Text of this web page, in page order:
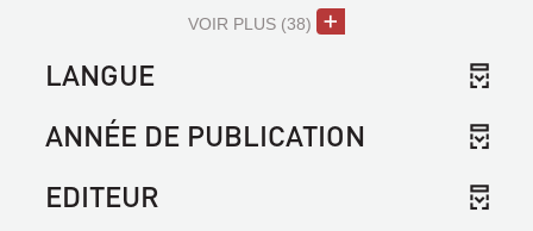
VOIR PLUS (38)
LANGUE
ANNÉE DE PUBLICATION
EDITEUR